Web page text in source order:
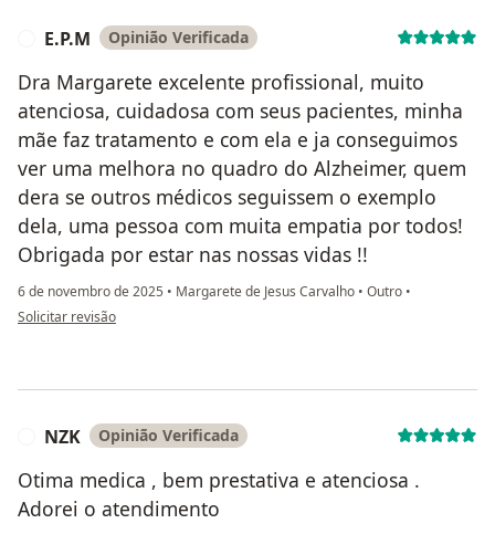
E.P.M Opinião Verificada
Dra Margarete excelente profissional, muito
atenciosa, cuidadosa com seus pacientes, minha
mãe faz tratamento e com ela e ja conseguimos
ver uma melhora no quadro do Alzheimer, quem
dera se outros médicos seguissem o exemplo
dela, uma pessoa com muita empatia por todos!
Obrigada por estar nas nossas vidas !!
6 de novembro de 2025 • Margarete de Jesus Carvalho • Outro •
na opinião do utilizador E.P.M
Solicitar revisão
NZK Opinião Verificada
Otima medica , bem prestativa e atenciosa .
Adorei o atendimento